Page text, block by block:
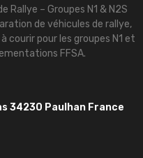
Rallye – Groupes N1 & N2S
de véhicules de rallye,
courir pour les groupes N1 et
FFSA.
34230 Paulhan France